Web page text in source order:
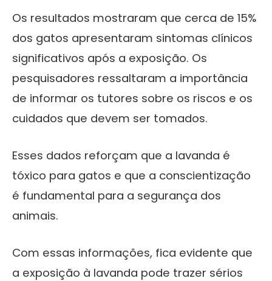
Os resultados mostraram que cerca de 15%
dos gatos apresentaram sintomas clínicos
significativos após a exposição. Os
pesquisadores ressaltaram a importância
de informar os tutores sobre os riscos e os
cuidados que devem ser tomados.
Esses dados reforçam que a lavanda é
tóxico para gatos e que a conscientização
é fundamental para a segurança dos
animais.
Com essas informações, fica evidente que
a exposição à lavanda pode trazer sérios